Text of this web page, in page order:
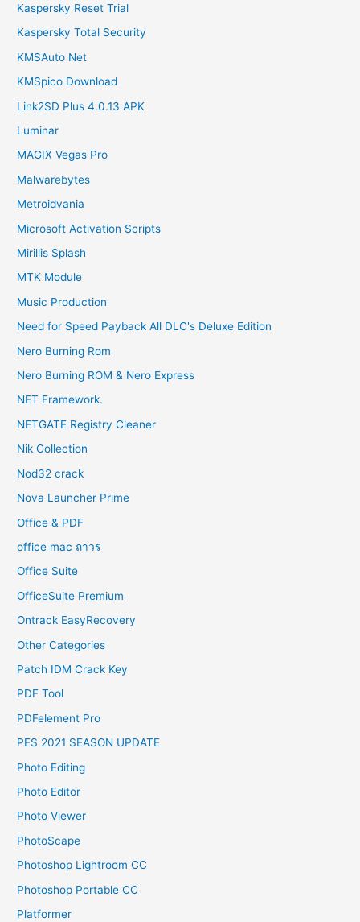
Kaspersky Reset Trial
Kaspersky Total Security
KMSAuto Net
KMSpico Download
Link2SD Plus 4.0.13 APK
Luminar
MAGIX Vegas Pro
Malwarebytes
Metroidvania
Microsoft Activation Scripts
Mirillis Splash
MTK Module
Music Production
Need for Speed Payback All DLC's Deluxe Edition
Nero Burning Rom
Nero Burning ROM & Nero Express
NET Framework.
NETGATE Registry Cleaner
Nik Collection
Nod32 crack
Nova Launcher Prime
Office & PDF
office mac ถาวร
Office Suite
OfficeSuite Premium
Ontrack EasyRecovery
Other Categories
Patch IDM Crack Key
PDF Tool
PDFelement Pro
PES 2021 SEASON UPDATE
Photo Editing
Photo Editor
Photo Viewer
PhotoScape
Photoshop Lightroom CC
Photoshop Portable CC
Platformer